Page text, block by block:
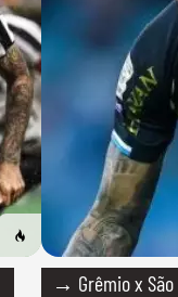
→ Grêmio x São